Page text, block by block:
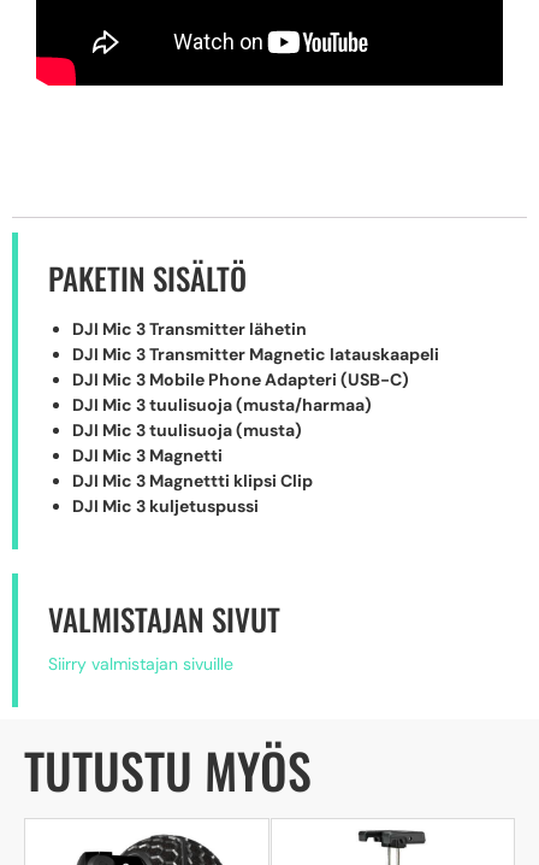
PAKETIN SISÄLTÖ
DJI Mic 3 Transmitter lähetin
DJI Mic 3 Transmitter Magnetic latauskaapeli
DJI Mic 3 Mobile Phone Adapteri (USB-C)
DJI Mic 3 tuulisuoja (musta/harmaa)
DJI Mic 3 tuulisuoja (musta)
DJI Mic 3 Magnetti
DJI Mic 3 Magnettti klipsi Clip
DJI Mic 3 kuljetuspussi
VALMISTAJAN SIVUT
Siirry valmistajan sivuille
TUTUSTU MYÖS